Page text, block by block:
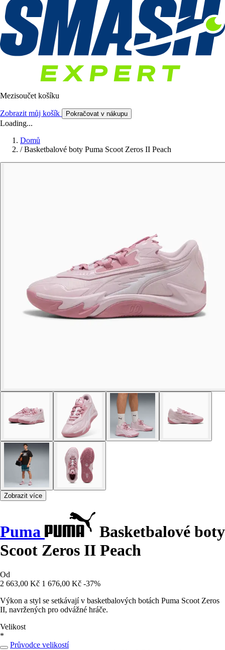
Mezisoučet košíku
Zobrazit můj košík Pokračovat v nákupu
Loading...
Domů
/ Basketbalové boty Puma Scoot Zeros II Peach
Zobrazit více
Puma
Basketbalové boty
Scoot Zeros II Peach
Od
2 663,00 Kč 1 676,00 Kč -37%
Výkon a styl se setkávají v basketbalových botách Puma Scoot Zeros
II, navržených pro odvážné hráče.
Velikost
*
Průvodce velikostí